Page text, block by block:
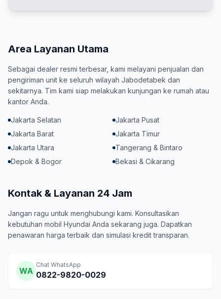
Area Layanan Utama
Sebagai dealer resmi terbesar, kami melayani penjualan dan
pengiriman unit ke seluruh wilayah Jabodetabek dan
sekitarnya. Tim kami siap melakukan kunjungan ke rumah atau
kantor Anda.
Jakarta Selatan
Jakarta Pusat
Jakarta Barat
Jakarta Timur
Jakarta Utara
Tangerang & Bintaro
Depok & Bogor
Bekasi & Cikarang
Kontak & Layanan 24 Jam
Jangan ragu untuk menghubungi kami. Konsultasikan
kebutuhan mobil Hyundai Anda sekarang juga. Dapatkan
penawaran harga terbaik dan simulasi kredit transparan.
WA
Chat WhatsApp
0822-9820-0029